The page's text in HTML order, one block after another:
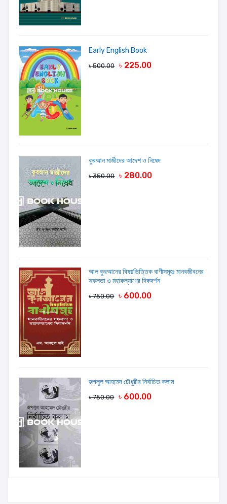
Early English Book
৳ 500.00 ৳ 225.00
কুরআন মাজীদের আদেশ ও নিষেদ
৳ 350.00 ৳ 280.00
আল কুরআনের বিষয়ভিত্তিক বাণীসমূহঃ মানবজীবনের
সফলতা ও মহাকল্যাণের দিকদর্শন
৳ 750.00 ৳ 600.00
জগলুল আহমেদ চৌধুরীর নির্বাচিত কলাম
৳ 750.00 ৳ 600.00